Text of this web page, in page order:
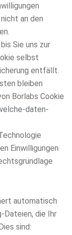
an den
Sie uns zur
selbst
entfällt.
bleiben
Borlabs Cookie
daten-
Einwilligungen
automatisch
Dateien, die Ihr
sind: